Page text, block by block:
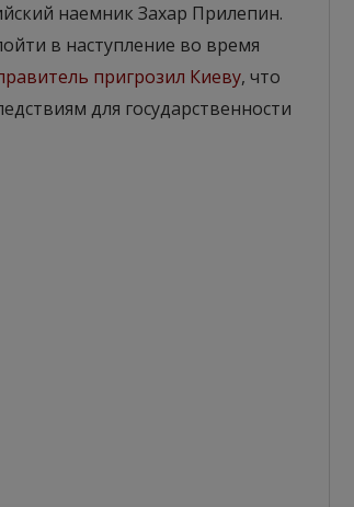
наемник Захар Прилепин.
в наступление во время
пригрозил Киеву, что
для государственности